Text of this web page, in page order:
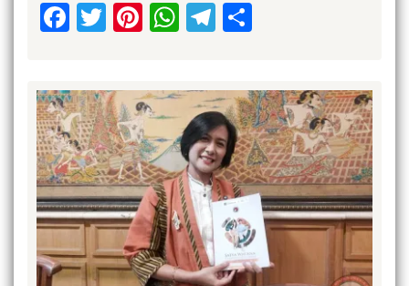
Facebook
Twitter
Pinterest
WhatsApp
Telegram